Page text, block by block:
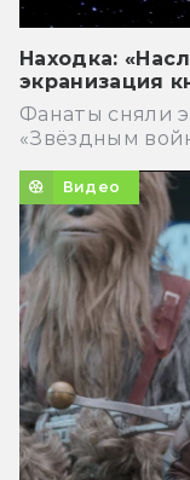
Находка:
экранизация
Фанаты сняли
«Звёздным
Видео